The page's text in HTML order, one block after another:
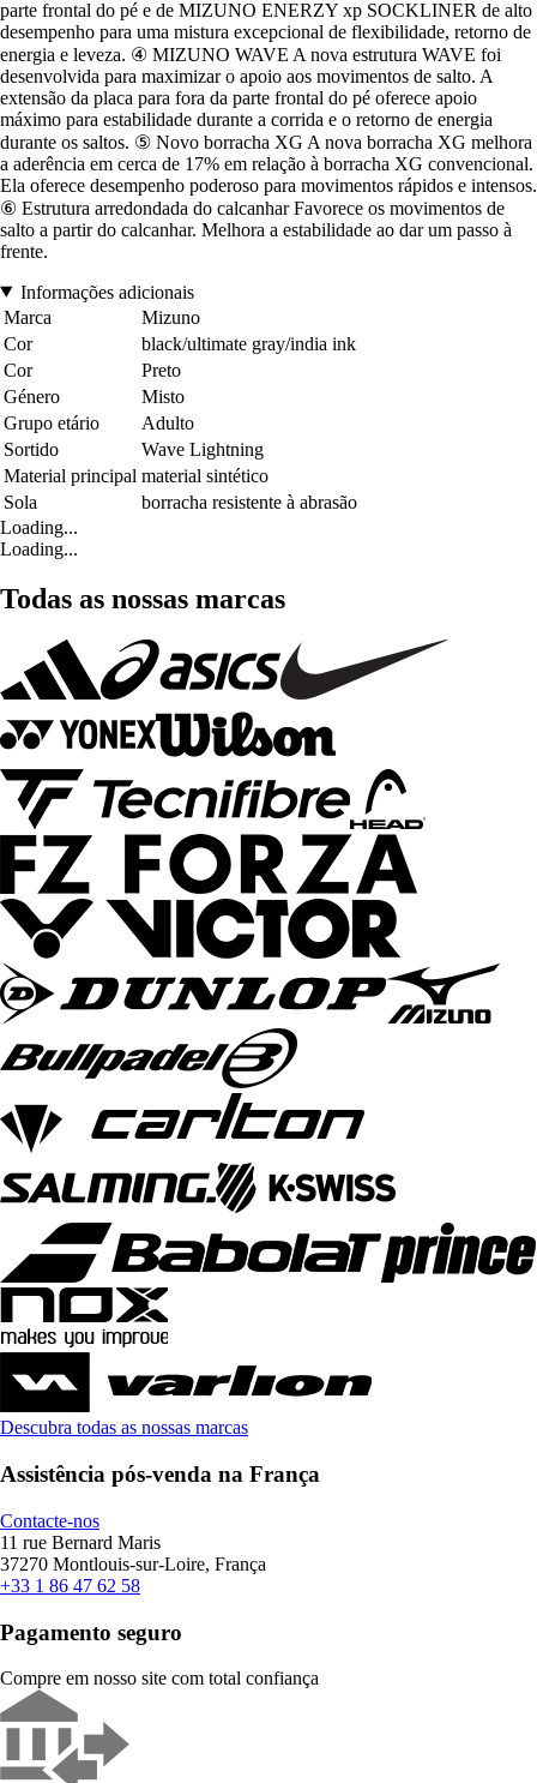
parte frontal do pé e de MIZUNO ENERZY xp SOCKLINER de alto
desempenho para uma mistura excepcional de flexibilidade, retorno de
energia e leveza. ④ MIZUNO WAVE A nova estrutura WAVE foi
desenvolvida para maximizar o apoio aos movimentos de salto. A
extensão da placa para fora da parte frontal do pé oferece apoio
máximo para estabilidade durante a corrida e o retorno de energia
durante os saltos. ⑤ Novo borracha XG A nova borracha XG melhora
a aderência em cerca de 17% em relação à borracha XG convencional.
Ela oferece desempenho poderoso para movimentos rápidos e intensos.
⑥ Estrutura arredondada do calcanhar Favorece os movimentos de
salto a partir do calcanhar. Melhora a estabilidade ao dar um passo à
frente.
Informações adicionais
Marca
Mizuno
Cor
black/ultimate gray/india ink
Cor
Preto
Género
Misto
Grupo etário
Adulto
Sortido
Wave Lightning
Material principal material sintético
Sola
borracha resistente à abrasão
Loading...
Loading...
Todas as nossas marcas
Descubra todas as nossas marcas
Assistência pós-venda na França
Contacte-nos
11 rue Bernard Maris
37270 Montlouis-sur-Loire, França
+33 1 86 47 62 58
Pagamento seguro
Compre em nosso site com total confiança